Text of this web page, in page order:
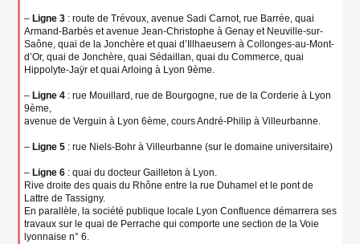
– Ligne 3 : route de Trévoux, avenue Sadi Carnot, rue Barrée, quai
Armand-Barbès et avenue Jean-Christophe à Genay et Neuville-sur-
Saône, quai de la Jonchère et quai d’Illhaeusern à Collonges-au-Mont-
d’Or, quai de Jonchère, quai Sédaillan, quai du Commerce, quai
Hippolyte-Jaÿr et quai Arloing à Lyon 9ème.
– Ligne 4 : rue Mouillard, rue de Bourgogne, rue de la Corderie à Lyon
9ème,
avenue de Verguin à Lyon 6ème, cours André-Philip à Villeurbanne.
– Ligne 5 : rue Niels-Bohr à Villeurbanne (sur le domaine universitaire)
– Ligne 6 : quai du docteur Gailleton à Lyon.
Rive droite des quais du Rhône entre la rue Duhamel et le pont de
Lattre de Tassigny.
En parallèle, la société publique locale Lyon Confluence démarrera ses
travaux sur le quai de Perrache qui comporte une section de la Voie
lyonnaise n° 6.